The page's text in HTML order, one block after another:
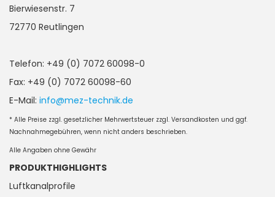
Bierwiesenstr. 7
72770 Reutlingen
Telefon: +49 (0) 7072 60098-0
Fax: +49 (0) 7072 60098-60
E-Mail: info@mez-technik.de
* Alle Preise zzgl. gesetzlicher Mehrwertsteuer zzgl. Versandkosten und ggf.
Nachnahmegebühren, wenn nicht anders beschrieben.
Alle Angaben ohne Gewähr
PRODUKTHIGHLIGHTS
Luftkanalprofile